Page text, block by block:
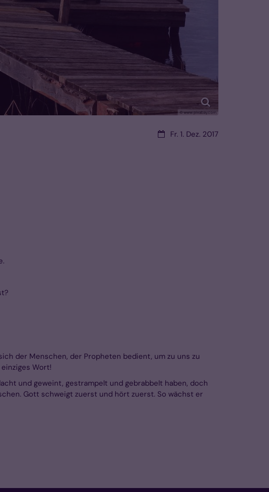
© www.pixabay.com
Datum:Fr. 1. Dez. 2017
der Menschen, der Propheten bedient, um zu uns zu
Wort!
und geweint, gestrampelt und gebrabbelt haben, doch
Gott schweigt zuerst und hört zuerst. So wächst er